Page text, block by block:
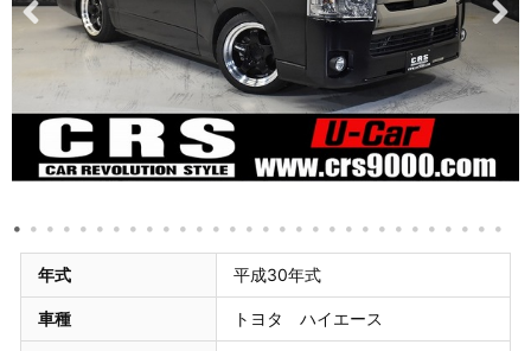
年式 平成30年式
車種 トヨタ ハイエース